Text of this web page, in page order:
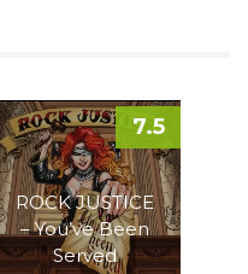
ROCK JUSTICE
– You’ve Been
Served
7.5